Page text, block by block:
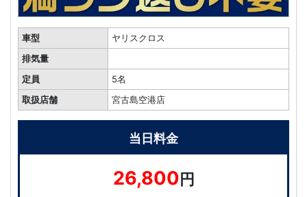
車型
ヤリスクロス
排気量
定員
5名
取扱店舗
宮古島空港店
当日料金
26,800円